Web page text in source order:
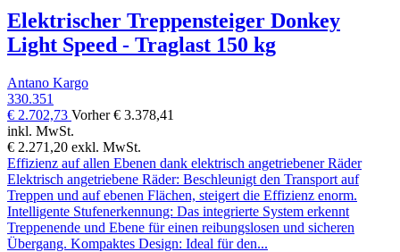
Elektrischer Treppensteiger Donkey
Light Speed - Traglast 150 kg
Antano Kargo
330.351
€ 2.702,73 Vorher€ 3.378,41
inkl. MwSt.
€ 2.271,20 exkl. MwSt.
Effizienz auf allen Ebenen dank elektrisch angetriebener Räder
Elektrisch angetriebene Räder: Beschleunigt den Transport auf
Treppen und auf ebenen Flächen, steigert die Effizienz enorm.
Intelligente Stufenerkennung: Das integrierte System erkennt
Treppenende und Ebene für einen reibungslosen und sicheren
Übergang. Kompaktes Design: Ideal für den...